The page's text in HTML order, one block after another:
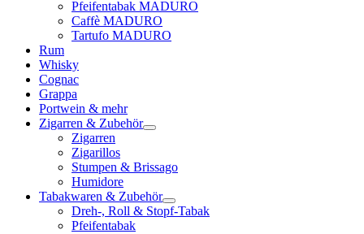
Pfeifentabak MADURO
Caffè MADURO
Tartufo MADURO
Rum
Whisky
Cognac
Grappa
Portwein & mehr
Zigarren & Zubehör
Zigarren
Zigarillos
Stumpen & Brissago
Humidore
Tabakwaren & Zubehör
Dreh-, Roll & Stopf-Tabak
Pfeifentabak